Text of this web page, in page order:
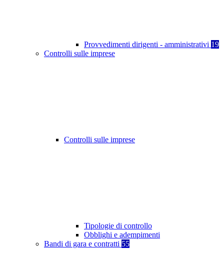
Provvedimenti dirigenti - amministrativi 19
Controlli sulle imprese
Controlli sulle imprese
Tipologie di controllo
Obblighi e adempimenti
Bandi di gara e contratti 55